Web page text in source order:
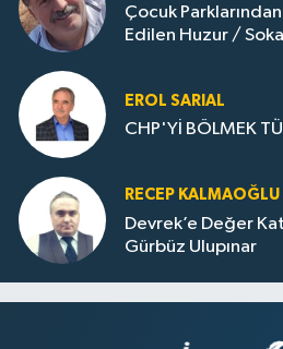
Çocuk Parklarından
Edilen Huzur /
EROL SARIAL
CHP'Yİ BÖLMEK
RECEP KALMAOĞLU
Devrek’e Değer
Gürbüz Ulupınar